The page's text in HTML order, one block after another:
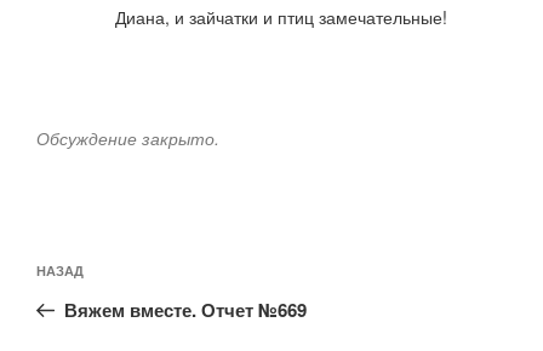
Диана, и зайчатки и птиц замечательные!
Обсуждение закрыто.
по
записям
Предыдущая
запись:
НАЗАД
Вяжем вместе. Отчет №669